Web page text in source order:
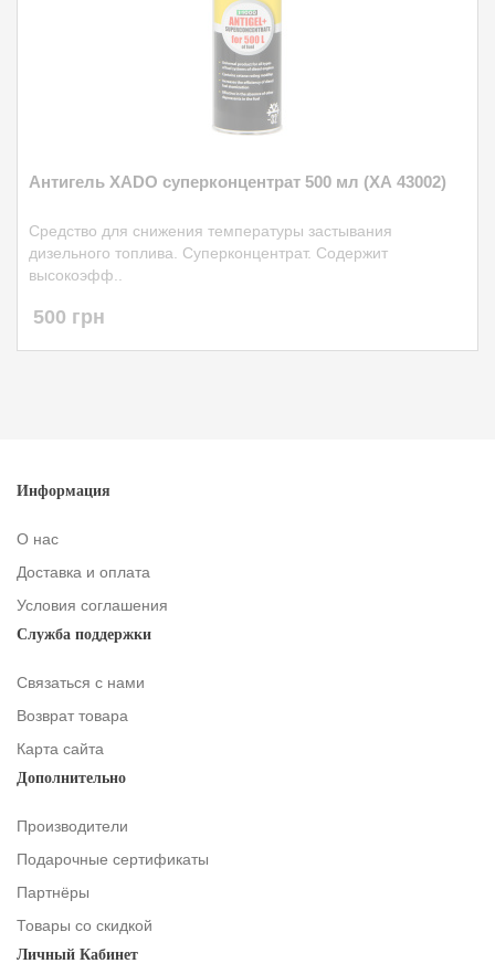
Антигель XADO суперконцентрат 500 мл (ХА 43002)
Средство для снижения температуры застывания
дизельного топлива. Суперконцентрат. Содержит
высокоэфф..
500 грн
Информация
О нас
Доставка и оплата
Условия соглашения
Служба поддержки
Связаться с нами
Возврат товара
Карта сайта
Дополнительно
Производители
Подарочные сертификаты
Партнёры
Товары со скидкой
Личный Кабинет